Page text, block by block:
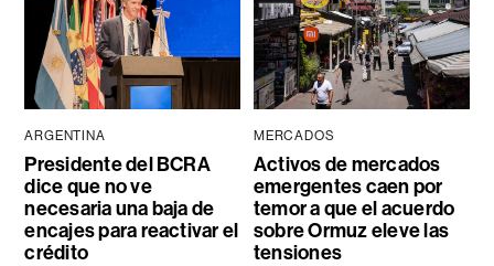
ARGENTINA
Presidente del BCRA
dice que no ve
necesaria una baja de
encajes para reactivar el
crédito
MERCADOS
Activos de mercados
emergentes caen por
temor a que el acuerdo
sobre Ormuz eleve las
tensiones